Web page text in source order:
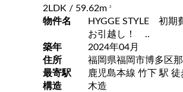
2LDK / 59.62m 2
物件名
HYGGE STYLE 初期
お引越し！ ..
築年
2024年04月
住所
福岡県福岡市博多区
最寄駅
構造
木造